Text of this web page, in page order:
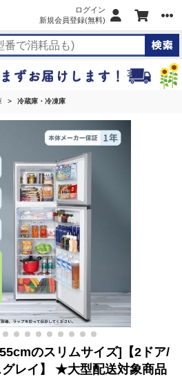
ログイン
新規会員登録(無料)
冷蔵庫・冷凍庫
のスリムサイズ]【2ドア/
レイ】 ★大型配送対象商品